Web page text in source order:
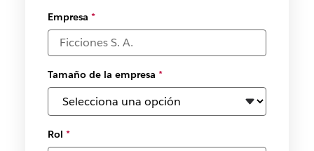
Empresa *
Tamaño de la empresa *
Rol *